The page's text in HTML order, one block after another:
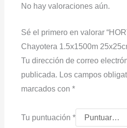
No hay valoraciones aún.
Sé el primero en valorar
Chayotera 1.5x1500m
Tu dirección de correo
publicada. Los campos
marcados con *
Tu puntuación *